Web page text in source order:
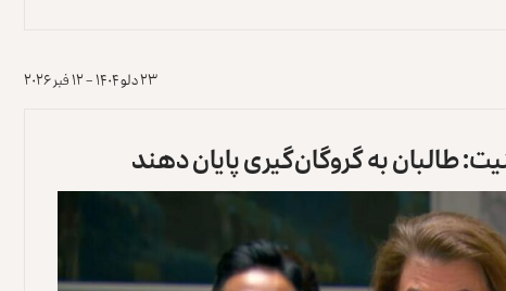
۲۳ دلو ۱۴۰۴ – ۱۲ فبر ۲۰۲۶
طالبان به گروگان‌گیری پایان دهند